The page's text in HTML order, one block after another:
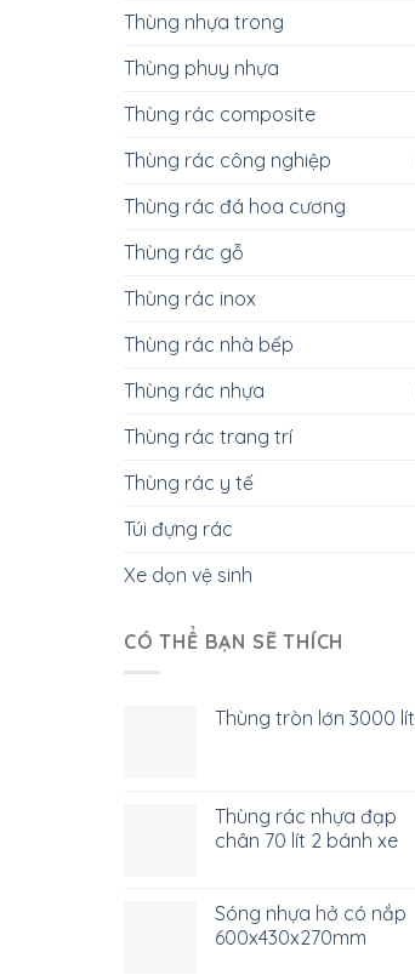
Thùng nhựa trong
Thùng phuy nhựa
Thùng rác composite
Thùng rác công nghiệp
Thùng rác đá hoa cương
Thùng rác gỗ
Thùng rác inox
Thùng rác nhà bếp
Thùng rác nhựa
Thùng rác trang trí
Thùng rác y tế
Túi đựng rác
Xe dọn vệ sinh
CÓ THỂ BẠN SẼ THÍCH
Thùng tròn lớn 3000 lít
Thùng rác nhựa đạp
chân 70 lít 2 bánh xe
Sóng nhựa hở có nắp
600x430x270mm